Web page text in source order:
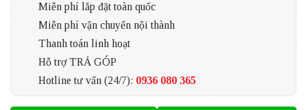
Miễn phí lắp đặt toàn quốc
Miễn phí vận chuyển nội thành
Thanh toán linh hoạt
Hỗ trợ TRẢ GÓP
Hotline tư vấn (24/7): 0936 080 365